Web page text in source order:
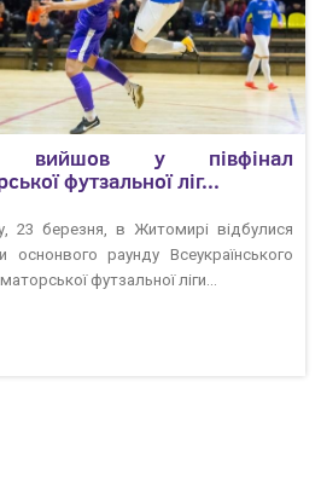
вийшов у півфінал
футзальної ліг...
23 березня, в Житомирі відбулися
оснонвого раунду Всеукраїнського
футзальної ліги...